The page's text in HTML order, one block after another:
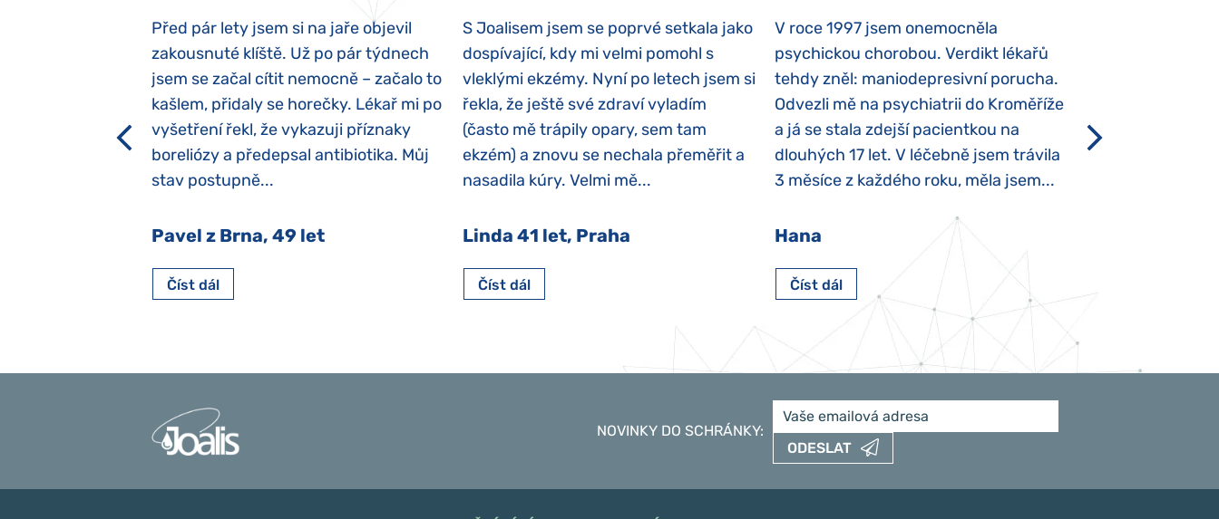
Před pár lety jsem si na jaře objevil
zakousnuté klíště. Už po pár týdnech
jsem se začal cítit nemocně – začalo to
kašlem, přidaly se horečky. Lékař mi po
vyšetření řekl, že vykazuji příznaky
boreliózy a předepsal antibiotika. Můj
stav postupně...
Pavel z Brna, 49 let
Číst dál
S Joalisem jsem se poprvé setkala jako
dospívající, kdy mi velmi pomohl s
vleklými ekzémy. Nyní po letech jsem si
řekla, že ještě své zdraví vyladím
(často mě trápily opary, sem tam
ekzém) a znovu se nechala přeměřit a
nasadila kúry. Velmi mě...
Linda 41 let, Praha
Číst dál
V roce 1997 jsem onemocněla
psychickou chorobou. Verdikt lékařů
tehdy zněl: maniodepresivní porucha.
Odvezli mě na psychiatrii do Kroměříže
a já se stala zdejší pacientkou na
dlouhých 17 let. V léčebně jsem trávila
3 měsíce z každého roku, měla jsem...
Hana
Číst dál
který je u
Po půl roce
NOVINKY DO SCHRÁNKY:
ODESLAT